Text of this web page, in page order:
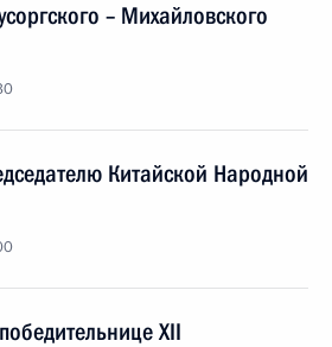
– Михайловского
Китайской Народной
XII